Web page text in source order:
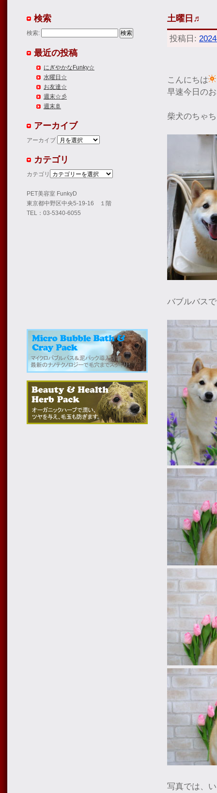
土曜日♬
投稿日:
こんにちは
早速今日の
柴犬のちゃ
バブルバス
写真では、
検索
検索:
最近の投稿
にぎやかなFunky☆
水曜日☆
お友達☆
週末☆彡
週末🚢
アーカイブ
アーカイブ
カテゴリ
カテゴリ
PET美容室 FunkyD
東京都中野区中央5-19-16 １階
TEL：03-5340-6055